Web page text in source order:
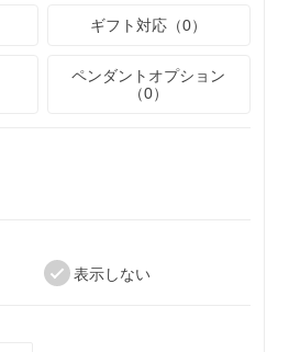
ギフト対応（0）
ペンダントオプション
（0）
表示しない